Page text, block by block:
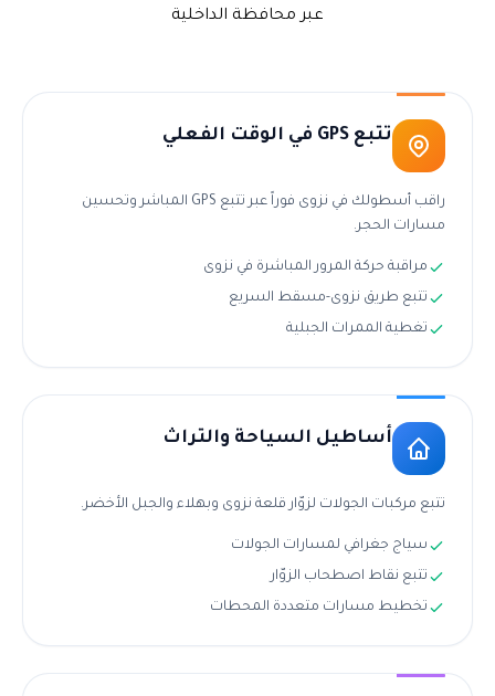
عبر محافظة الداخلية
تتبع GPS في الوقت الفعلي
راقب أسطولك في نزوى فوراً عبر تتبع GPS المباشر وتحسين
مسارات الحجر.
مراقبة حركة المرور المباشرة في نزوى
تتبع طريق نزوى-مسقط السريع
تغطية الممرات الجبلية
أساطيل السياحة والتراث
تتبع مركبات الجولات لزوّار قلعة نزوى وبهلاء والجبل الأخضر.
سياج جغرافي لمسارات الجولات
تتبع نقاط اصطحاب الزوّار
تخطيط مسارات متعددة المحطات